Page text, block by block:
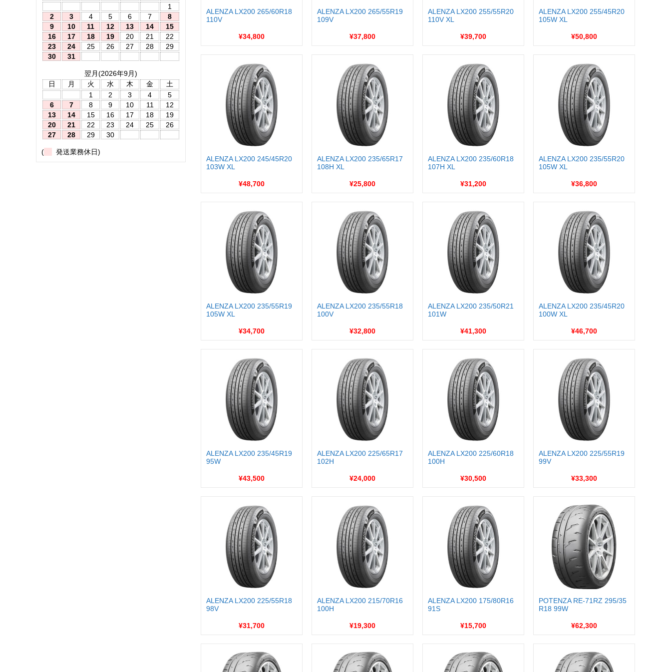
ALENZA LX200 265/60R18
110V
¥34,800
ALENZA LX200 265/55R19
109V
¥37,800
ALENZA LX200 255/55R20
110V XL
¥39,700
ALENZA LX200 255/45R20
105W XL
¥50,800
ALENZA LX200 245/45R20
103W XL
¥48,700
ALENZA LX200 235/65R17
108H XL
¥25,800
ALENZA LX200 235/60R18
107H XL
¥31,200
ALENZA LX200 235/55R20
105W XL
¥36,800
ALENZA LX200 235/55R19
105W XL
¥34,700
ALENZA LX200 235/55R18
100V
¥32,800
ALENZA LX200 235/50R21
101W
¥41,300
ALENZA LX200 235/45R20
100W XL
¥46,700
ALENZA LX200 235/45R19
95W
¥43,500
ALENZA LX200 225/65R17
102H
¥24,000
ALENZA LX200 225/60R18
100H
¥30,500
ALENZA LX200 225/55R19
99V
¥33,300
ALENZA LX200 225/55R18
98V
¥31,700
ALENZA LX200 215/70R16
100H
¥19,300
ALENZA LX200 175/80R16
91S
¥15,700
POTENZA RE-71RZ 295/35
R18 99W
¥62,300
1
2
3 4 5 6 7
8
9
10 11 12 13 14
15
16
17 18 19 20 21
22
23
24 25 26 27 28
29
30
31
翌月(2026年9月)
日
月 火 水 木 金
土
1
2 3 4
5
6
7 8 9 10 11
12
13
14 15 16 17 18
19
20
21 22 23 24 25
26
27
28 29 30
( 発送業務休日)